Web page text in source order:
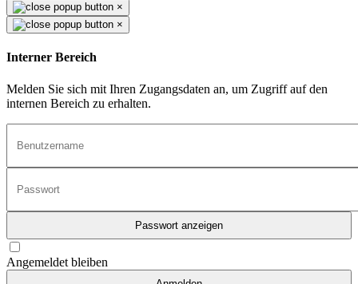
×
×
Interner Bereich
Melden Sie sich mit Ihren Zugangsdaten an, um Zugriff auf den
internen Bereich zu erhalten.
Passwort anzeigen
Angemeldet bleiben